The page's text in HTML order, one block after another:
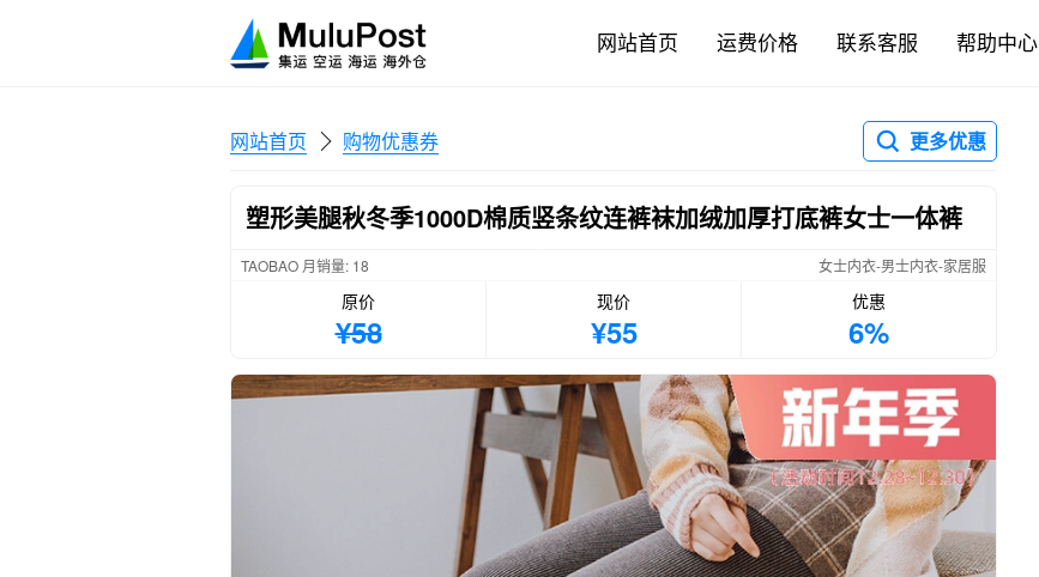
网站首页 运费价格 联系客服 帮助中心
网站首页 购物优惠券 更多优惠
塑形美腿秋冬季1000D棉质竖条纹连裤袜加绒加厚打底裤女士一体裤
TAOBAO 月销量: 18 女士内衣-男士内衣-家居服
原价
¥58
现价
¥55
优惠
6%